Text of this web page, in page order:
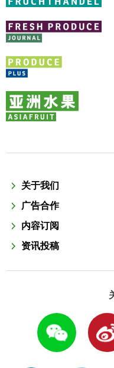
关于我们
广告合作
内容订阅
资讯投稿